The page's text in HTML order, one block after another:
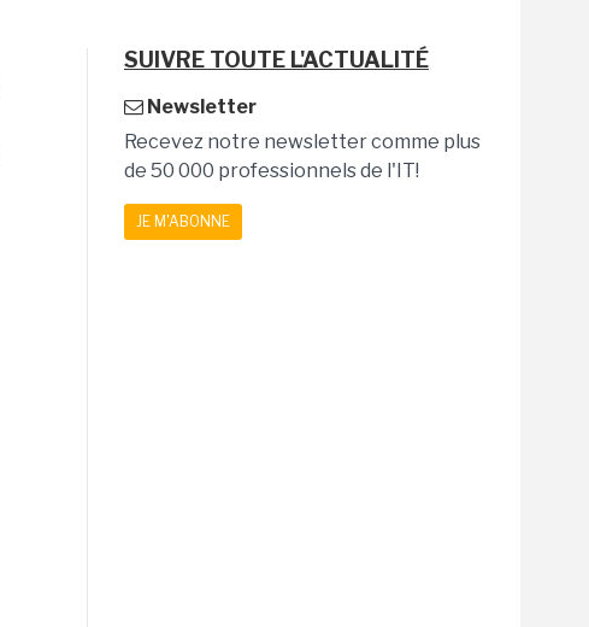
SUIVRE TOUTE L'ACTUALITÉ
Newsletter
Recevez notre newsletter comme plus
de 50 000 professionnels de l'IT!
JE M'ABONNE